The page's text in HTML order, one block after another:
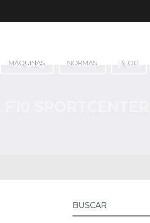
MÁQUINAS NORMAS BLOG
BUSCAR